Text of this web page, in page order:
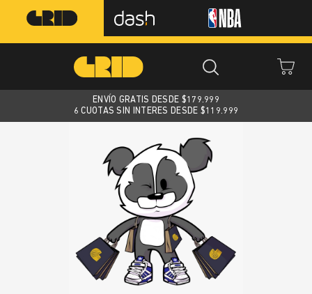
ENVÍO GRATIS DESDE $179.999
6 CUOTAS SIN INTERES DESDE $119.999